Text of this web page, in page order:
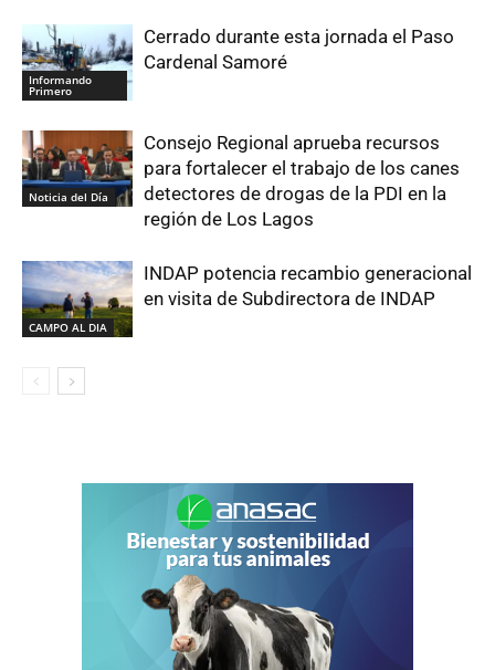
Informando
Primero
Cerrado durante esta jornada el Paso
Cardenal Samoré
Noticia del Día
Consejo Regional aprueba recursos
para fortalecer el trabajo de los canes
detectores de drogas de la PDI en la
región de Los Lagos
CAMPO AL DIA
INDAP potencia recambio generacional
en visita de Subdirectora de INDAP